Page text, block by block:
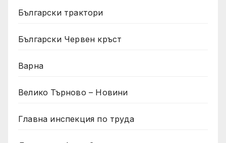
Български трактори
Български Червен кръст
Варна
Велико Търново – Новини
Главна инспекция по труда